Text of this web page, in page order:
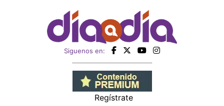
Siguenos en:
Regístrate